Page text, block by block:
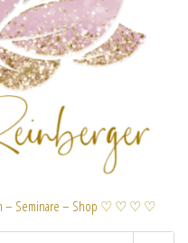
– Seminare – Shop ♡ ♡ ♡ ♡